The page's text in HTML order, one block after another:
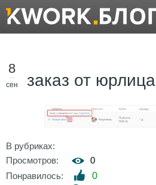
8
сен заказ от юрлица
В рубриках:
Просмотров:
0
Понравилось:
0